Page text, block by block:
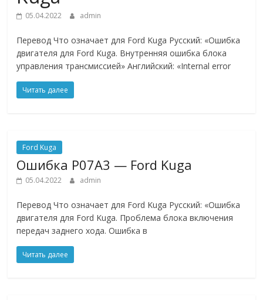
05.04.2022 admin
Перевод Что означает для Ford Kuga Русский: «Ошибка
двигателя для Ford Kuga. Внутренняя ошибка блока
управления трансмиссией» Английский: «Internal error
Читать далее
Ford Kuga
Ошибкa P07A3 — Ford Kuga
05.04.2022 admin
Перевод Что означает для Ford Kuga Русский: «Ошибка
двигателя для Ford Kuga. Проблема блока включения
передач заднего хода. Ошибка в
Читать далее